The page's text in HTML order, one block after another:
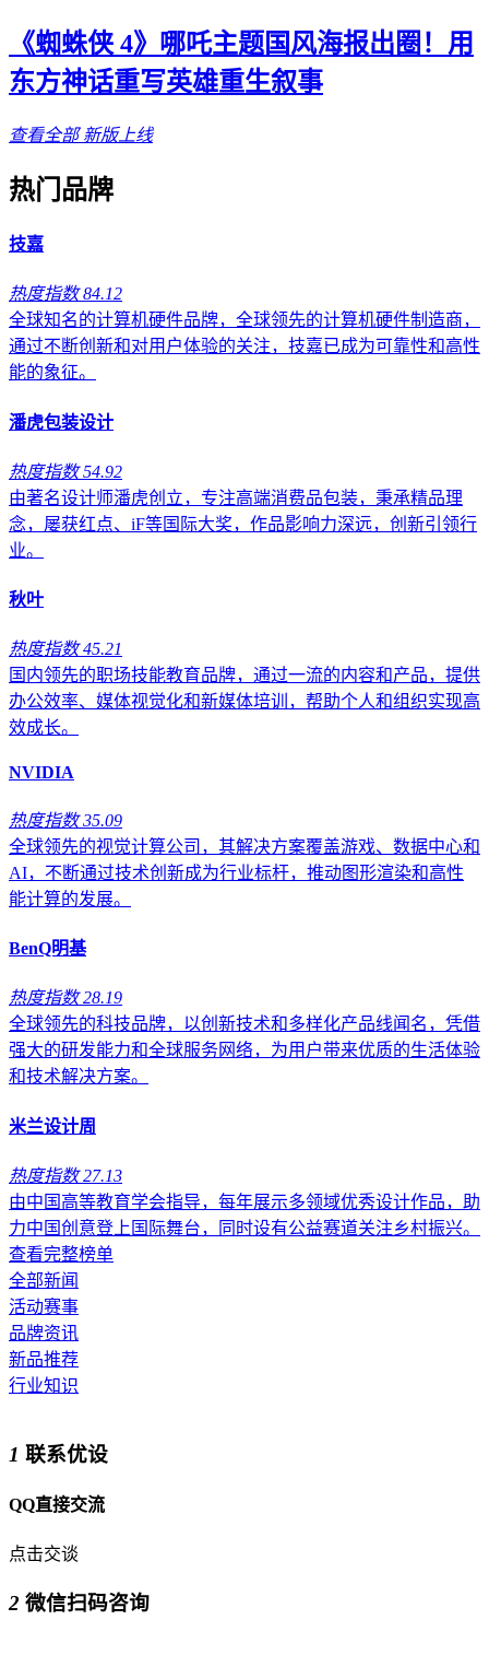
《蜘蛛侠 4》哪吒主题国风海报出圈！用
东方神话重写英雄重生叙事
查看全部 新版上线
热门品牌
技嘉
热度指数 84.12
全球知名的计算机硬件品牌，全球领先的计算机硬件制造商，
通过不断创新和对用户体验的关注，技嘉已成为可靠性和高性
能的象征。
潘虎包装设计
热度指数 54.92
由著名设计师潘虎创立，专注高端消费品包装，秉承精品理
念，屡获红点、iF等国际大奖，作品影响力深远，创新引领行
业。
秋叶
热度指数 45.21
国内领先的职场技能教育品牌，通过一流的内容和产品，提供
办公效率、媒体视觉化和新媒体培训，帮助个人和组织实现高
效成长。
NVIDIA
热度指数 35.09
全球领先的视觉计算公司，其解决方案覆盖游戏、数据中心和
AI，不断通过技术创新成为行业标杆，推动图形渲染和高性
能计算的发展。
BenQ明基
热度指数 28.19
全球领先的科技品牌，以创新技术和多样化产品线闻名，凭借
强大的研发能力和全球服务网络，为用户带来优质的生活体验
和技术解决方案。
米兰设计周
热度指数 27.13
由中国高等教育学会指导，每年展示多领域优秀设计作品，助
力中国创意登上国际舞台，同时设有公益赛道关注乡村振兴。
查看完整榜单
全部新闻
活动赛事
品牌资讯
新品推荐
行业知识
1 联系优设
QQ直接交流
点击交谈
2 微信扫码咨询